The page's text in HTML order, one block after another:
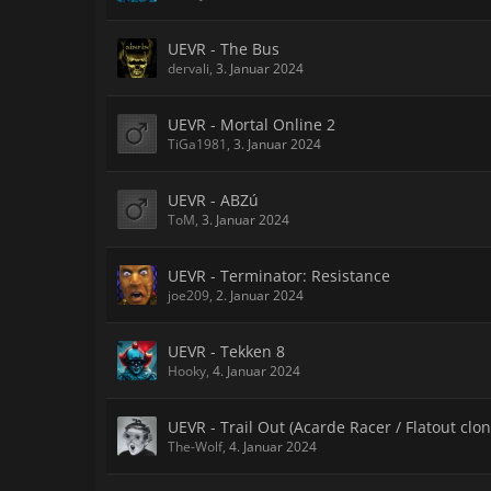
UEVR - The Bus
dervali, 3. Januar 2024
UEVR - Mortal Online 2
TiGa1981, 3. Januar 2024
UEVR - ABZú
ToM, 3. Januar 2024
UEVR - Terminator: Resistance
joe209, 2. Januar 2024
UEVR - Tekken 8
Hooky, 4. Januar 2024
UEVR - Trail Out (Acarde Racer / Flatout
The-Wolf, 4. Januar 2024